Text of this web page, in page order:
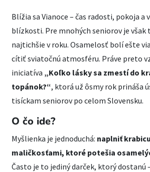
Blížia sa Vianoce – čas radosti, pokoja a
blízkosti. Pre mnohých seniorov je
najtichšie v roku. Osamelosť bolí ešte
cítiť sviatočnú atmosféru. Práve preto
iniciatíva „Koľko lásky sa zmestí do
topánok?“, ktorá už ôsmy rok prináša
tisíckam seniorov po celom Slovensku.
O čo ide?
Myšlienka je jednoduchá: naplniť
maličkosťami, ktoré potešia
Často je to jediný darček, ktorý dostanú